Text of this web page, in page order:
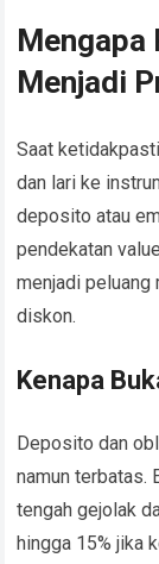
Mengapa
Menjadi
Saat
dan lari ke
deposito atau
pendekatan
menjadi peluang
diskon.
Kenapa
Deposito dan
namun terbatas.
tengah gejolak
hingga 15% jika